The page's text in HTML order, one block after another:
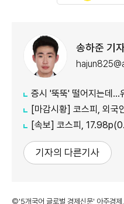
송하준 기
증시 '뚝뚝' 떨어지는데…
[마감시황] 코스피, 외국인 '
[속보] 코스피,
기자의 다른기사
©'5개국어 글로벌 경제신문' 아주경제.